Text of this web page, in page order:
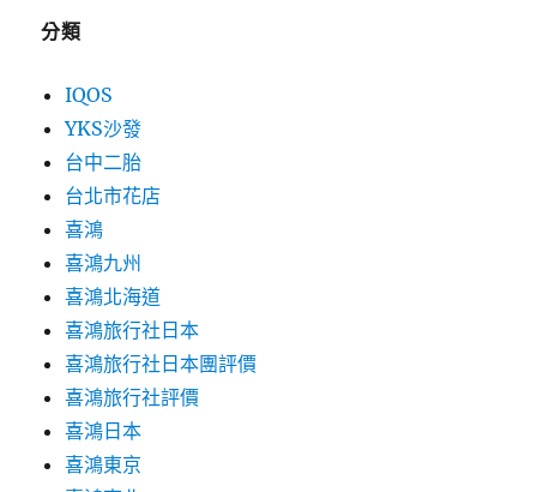
分類
IQOS
YKS沙發
台中二胎
台北市花店
喜鴻
喜鴻九州
喜鴻北海道
喜鴻旅行社日本
喜鴻旅行社日本團評價
喜鴻旅行社評價
喜鴻日本
喜鴻東京